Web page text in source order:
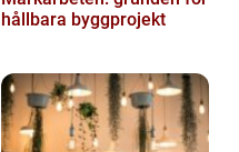
hållbara byggprojekt